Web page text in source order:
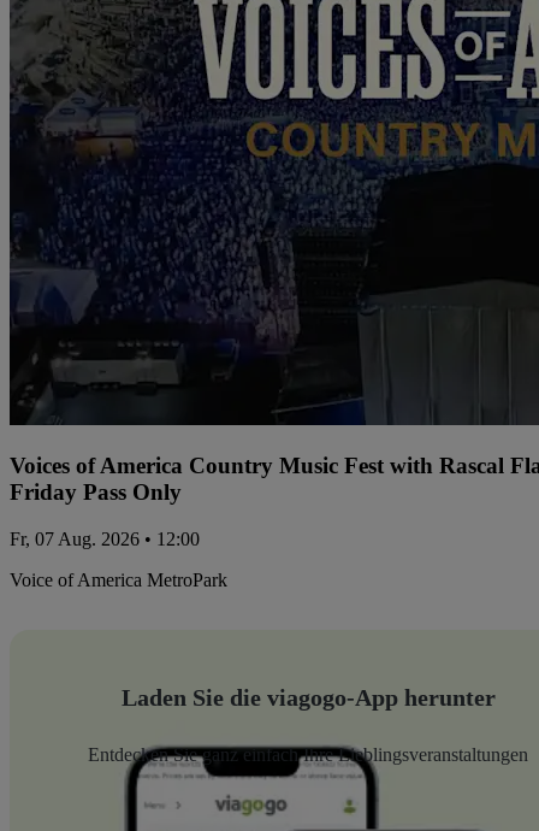
Voices of America Country Music Fest with Rascal
Friday Pass Only
Fr, 07 Aug. 2026 • 12:00
Voice of America MetroPark
Laden Sie die viagogo-App herunter
Entdecken Sie ganz einfach Ihre Lieblingsveranstaltungen